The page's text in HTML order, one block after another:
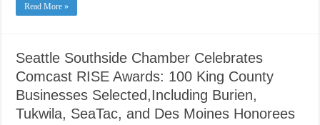
Read More »
Seattle Southside Chamber Celebrates
Comcast RISE Awards: 100 King County
Businesses Selected,Including Burien,
Tukwila, SeaTac, and Des Moines Honorees